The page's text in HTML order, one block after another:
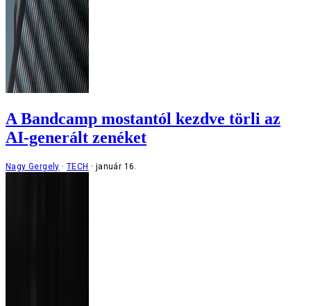
A Bandcamp mostantól kezdve törli az
AI-generált zenéket
Nagy Gergely TECH január 16.